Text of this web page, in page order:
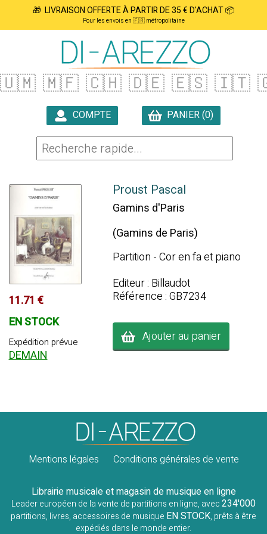
🎁 LIVRAISON OFFERTE À PARTIR DE 35 € D'ACHAT 📦
Pour les envois en 🇫🇷 métropolitaine
🇺🇲 🇲🇫 🇨🇭 🇩🇪 🇪🇸 🇮🇹
COMPTE
PANIER (0)
11.71 €
EN STOCK
Expédition prévue
DEMAIN
Proust Pascal
Gamins d'Paris
(Gamins de Paris)
Partition - Cor en fa et piano
Editeur : Billaudot
Référence : GB7234
Ajouter au panier
Mentions légales Conditions générales de vente
Librairie musicale et magasin de musique en ligne
Leader européen de la vente de partitions en ligne, avec234'000
partitions, livres, accessoires de musique EN STOCK, prêts à être
expédiés dans le monde entier.